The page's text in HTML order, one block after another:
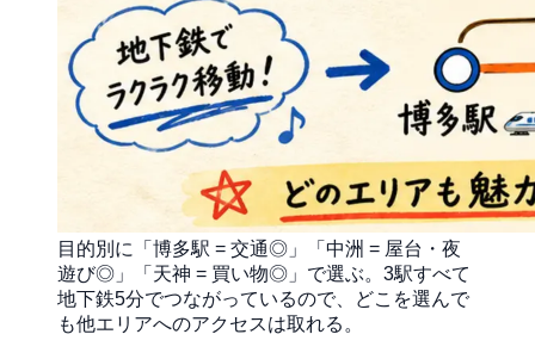
目的別に「博多駅 = 交通◎」「中洲 = 屋台・夜
遊び◎」「天神 = 買い物◎」で選ぶ。3駅すべて
地下鉄5分でつながっているので、どこを選んで
も他エリアへのアクセスは取れる。